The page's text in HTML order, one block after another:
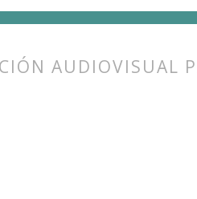
AUDIOVISUAL